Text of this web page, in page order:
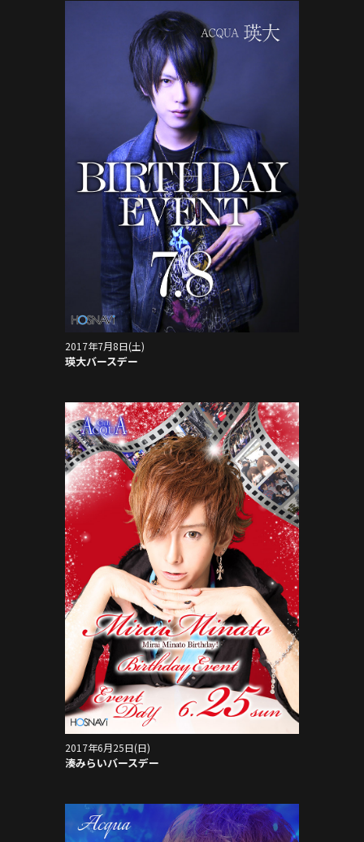
2017年7月8日(土)
瑛大バースデー
2017年6月25日(日)
湊みらいバースデー